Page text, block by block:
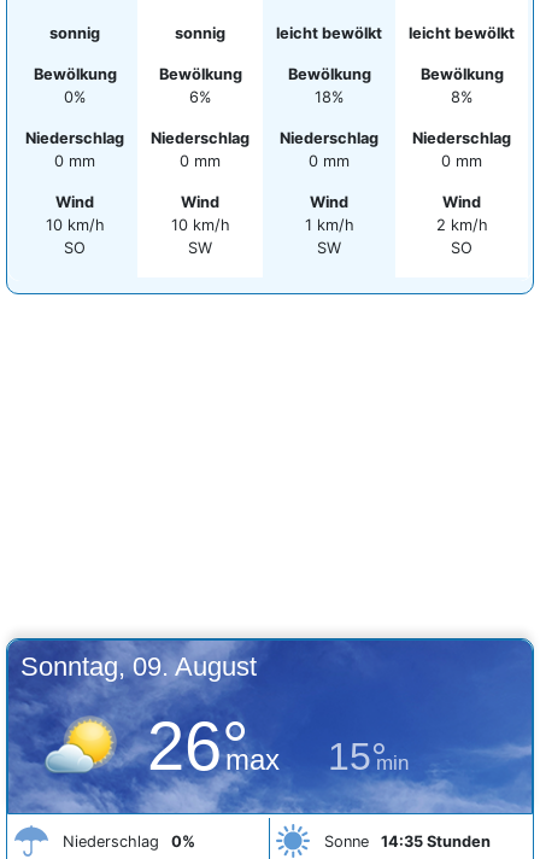
sonnig
Bewölkung
0%
Niederschlag
0 mm
Wind
10 km/h
SO
sonnig
Bewölkung
6%
Niederschlag
0 mm
Wind
10 km/h
SW
leicht bewölkt
Bewölkung
18%
Niederschlag
0 mm
Wind
1 km/h
SW
leicht bewölkt
Bewölkung
8%
Niederschlag
0 mm
Wind
2 km/h
SO
Sonntag, 09. August
26°
max 15°
min
Niederschlag 0% Sonne 14:35 Stunden